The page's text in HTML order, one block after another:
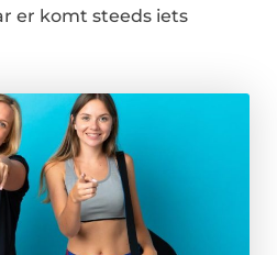
er komt steeds iets